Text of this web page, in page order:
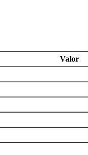
Valor